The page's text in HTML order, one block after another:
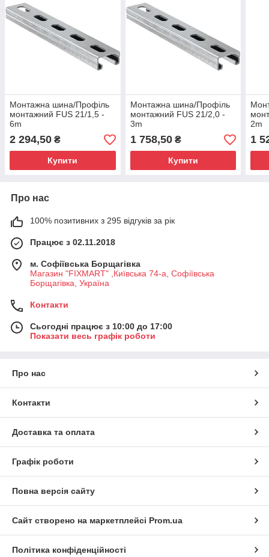
Монтажна шина/Профіль
монтажний FUS 21/1,5 -
6m
2 294,50 ₴
Купити
Монтажна шина/Профіль
монтажний FUS 21/2,0 -
3m
1 758,50₴
Купити
2m
1
Про нас
100% позитивних з 295 відгуків за рік
Працює з 02.11.2018
м. Софіївська Борщагівка
Магазин "FIXMART" ,Київська 74-a, Софіївська
Борщагівка, Україна
Контакти
Сьогодні працює з 10:00 до 17:00
Показати весь графік роботи
Про нас
Контакти
Доставка та оплата
Графік роботи
Повна версія сайту
Сайт створено на маркетплейсі Prom.ua
Політика конфіденційності